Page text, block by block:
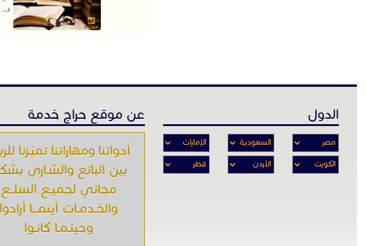
ف...
الدول عن موقع حراج خدمة
أدواتنا ومهاراتنا تميّـزنا
بين البائع والشـاري
مجاني لجميـع السلــع
والخـدمـات أينمـــا أرادوا
وحيثـمـا كانـوا